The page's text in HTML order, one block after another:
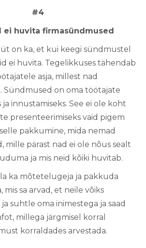
#4
ei huvita firmasündmused
on ka, et kui keegi sündmustel
ei huvita. Tegelikkuses tähendab
asja, millest nad
Sündmused on oma töötajate
innustamiseks. See ei ole koht
presenteerimiseks vaid pigem
pakkumine, mida nemad
mille pärast nad ei ole nõus sealt
ja mis neid kõiki huvitab.
ka mõtetelugeja ja pakkuda
mis sa arvad, et neile võiks
suhtle oma inimestega ja saad
millega järgmisel korral
korraldades arvestada.